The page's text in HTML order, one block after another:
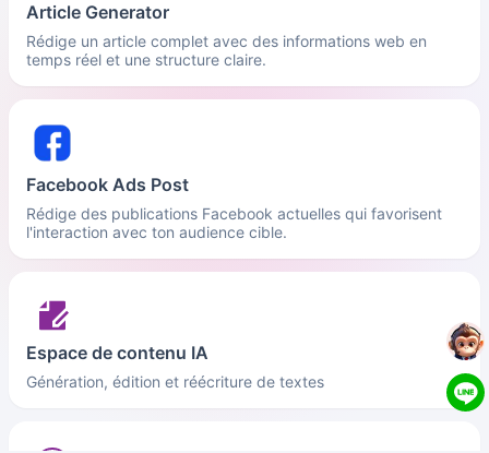
Article Generator
Rédige un article complet avec des informations web en
temps réel et une structure claire.
Facebook Ads Post
Rédige des publications Facebook actuelles qui favorisent
l'interaction avec ton audience cible.
Espace de contenu IA
Génération, édition et réécriture de textes